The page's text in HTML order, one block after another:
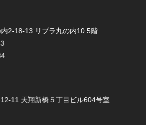
2-18-13 リブラ丸の内10 5階
11 天翔新橋５丁目ビル604号室